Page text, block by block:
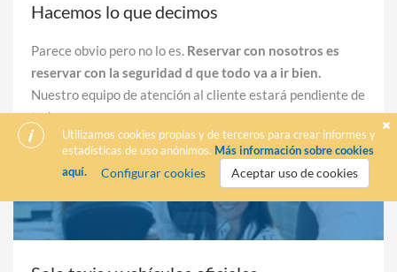
Utilizamos cookies propias y de terceros para crear informes y
estadísticas de uso anónimos. Más información sobre cookies
aquí.
Configurar cookies Aceptar uso de cookies
Hacemos lo que decimos
Parece obvio pero no lo es. Reservar con nosotros es
reservar con la seguridad d que todo va a ir bien.
Nuestro equipo de atención al cliente estará pendiente de
todo.